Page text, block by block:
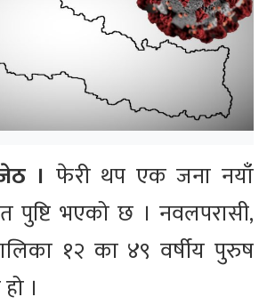
। फेरी थप एक जना नयाँ
पुष्टि भएको छ । नवलपरासी,
१२ का ४९ वर्षीय पुरुष
।